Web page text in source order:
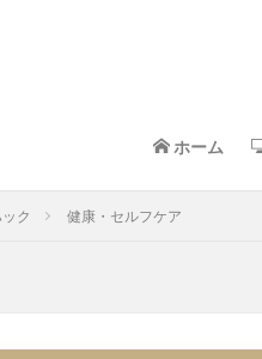
ホーム
ク 健康・セルフケア